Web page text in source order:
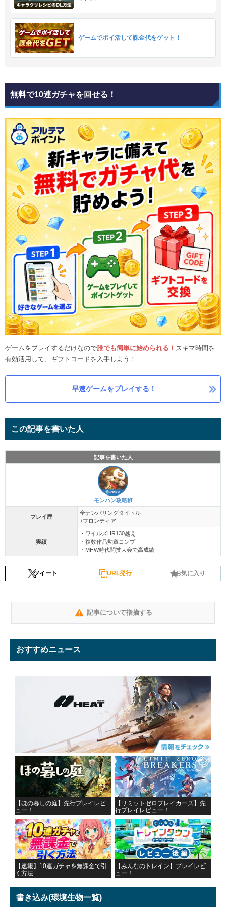
ゲームでポイ活して課金代をゲット！
無料で10連ガチャを回せる！
ゲームをプレイするだけなので誰でも簡単に始められる！ スキマ時間を
有効活用して、ギフトコードを入手しよう！
早速ゲームをプレイする！
この記事を書いた人
記事を書いた人
モンハン攻略班
プレイ歴
全ナンバリングタイトル
+フロンティア
実績
・ワイルズHR130越え
・複数作品勲章コンプ
・MHW時代闘技大会で高成績
ツイート URL発行 お気に入り
記事について指摘する
おすすめニュース
【ほの暮しの庭】先行プレイレビ
ュー！
【リミットゼロブレイカーズ】先
行プレイレビュー！
【速報】10連ガチャを無課金で引
く方法
【みんなのトレイン】プレイレビ
ュー！
書き込み(環境生物一覧)